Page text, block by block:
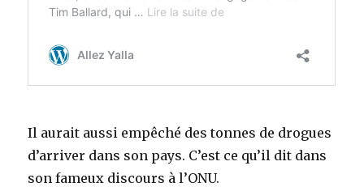
Il aurait aussi empêché des tonnes de drogues
d’arriver dans son pays. C’est ce qu’il dit dans
son fameux discours à l’ONU.